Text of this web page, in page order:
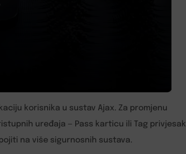
korisnika u sustav Ajax. Za promjenu
uređaja — Pass karticu ili Tag privjesak
na više sigurnosnih sustava.